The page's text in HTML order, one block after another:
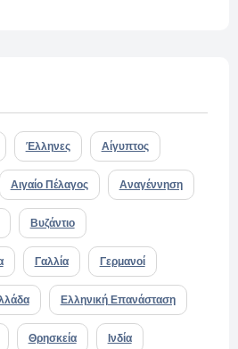
Έλληνες Αίγυπτος
Αιγαίο Πέλαγος Αναγέννηση
Βυζάντιο
Γαλλία Γερμανοί
Ελληνική Επανάσταση
Θρησκεία Ινδία